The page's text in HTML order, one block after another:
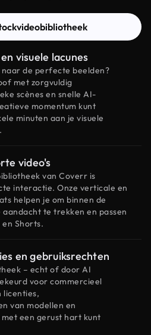
visuele lacunes
de perfecte beelden?
met zorgvuldig
scènes en snelle AI-
momentum kunt
minuten aan je visuele
video's
van Coverr is
interactie. Onze verticale en
helpen je om binnen de
te trekken en passen
Shorts.
en gebruiksrechten
– echt of door AI
voor commercieel
licenties,
van modellen en
een gerust hart kunt